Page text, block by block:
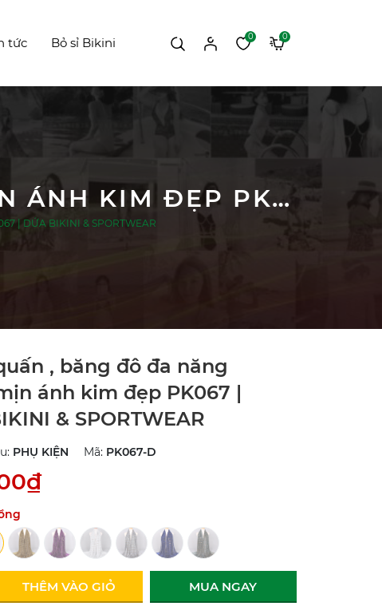
tức Bỏ sỉ Bikini 0 0
KHĂN QUẤN , BĂNG ĐÔ ĐA NĂNG MỀM MỊN ÁNH KIM ĐẸP PK067 | DỨA BIKINI & SPORTWEAR
| DỨA BIKINI & SPORTWEAR
, băng đô đa năng
ánh kim đẹp PK067 |
& SPORTWEAR
PHỤ KIỆN Mã: PK067-D
THÊM VÀO GIỎ MUA NGAY